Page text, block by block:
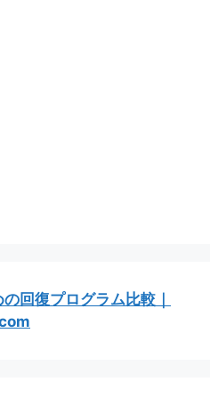
回復プログラム比較｜